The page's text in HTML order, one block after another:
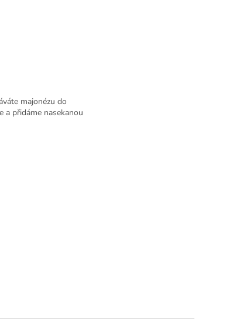
majonézu do
a přidáme nasekanou